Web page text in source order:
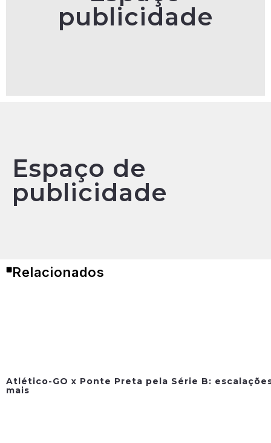
publicidade
Espaço de
publicidade
Relacionados
Atlético-GO x Ponte Preta pela Série B:
mais